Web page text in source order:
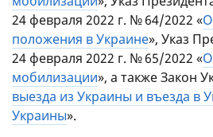
24 февраля 2022 г. № 64/2022 «
положения в Украине», Указ
24 февраля 2022 г. № 65/2022 «
мобилизации», а также Закон
выезда из Украины и въезда в
Украины».